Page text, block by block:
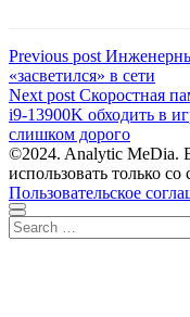
Навигация
по
записям
Previous post Previous
post:
«засветился» в сети
Next post Next
post:
Скоростная
i9-13900K обходить в
слишком дорого
©2024. Analytic MeDia.
использовать только
Пользовательское
Scroll
to
Close
Search
for: